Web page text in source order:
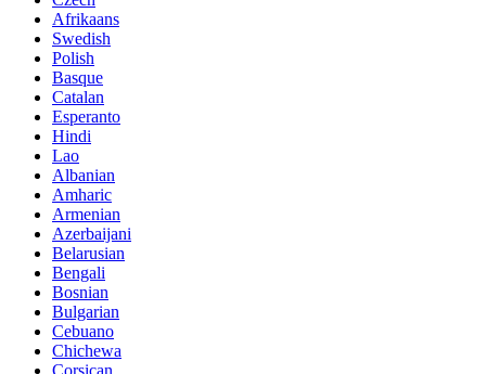
Afrikaans
Swedish
Polish
Basque
Catalan
Esperanto
Hindi
Lao
Albanian
Amharic
Armenian
Azerbaijani
Belarusian
Bengali
Bosnian
Bulgarian
Cebuano
Chichewa